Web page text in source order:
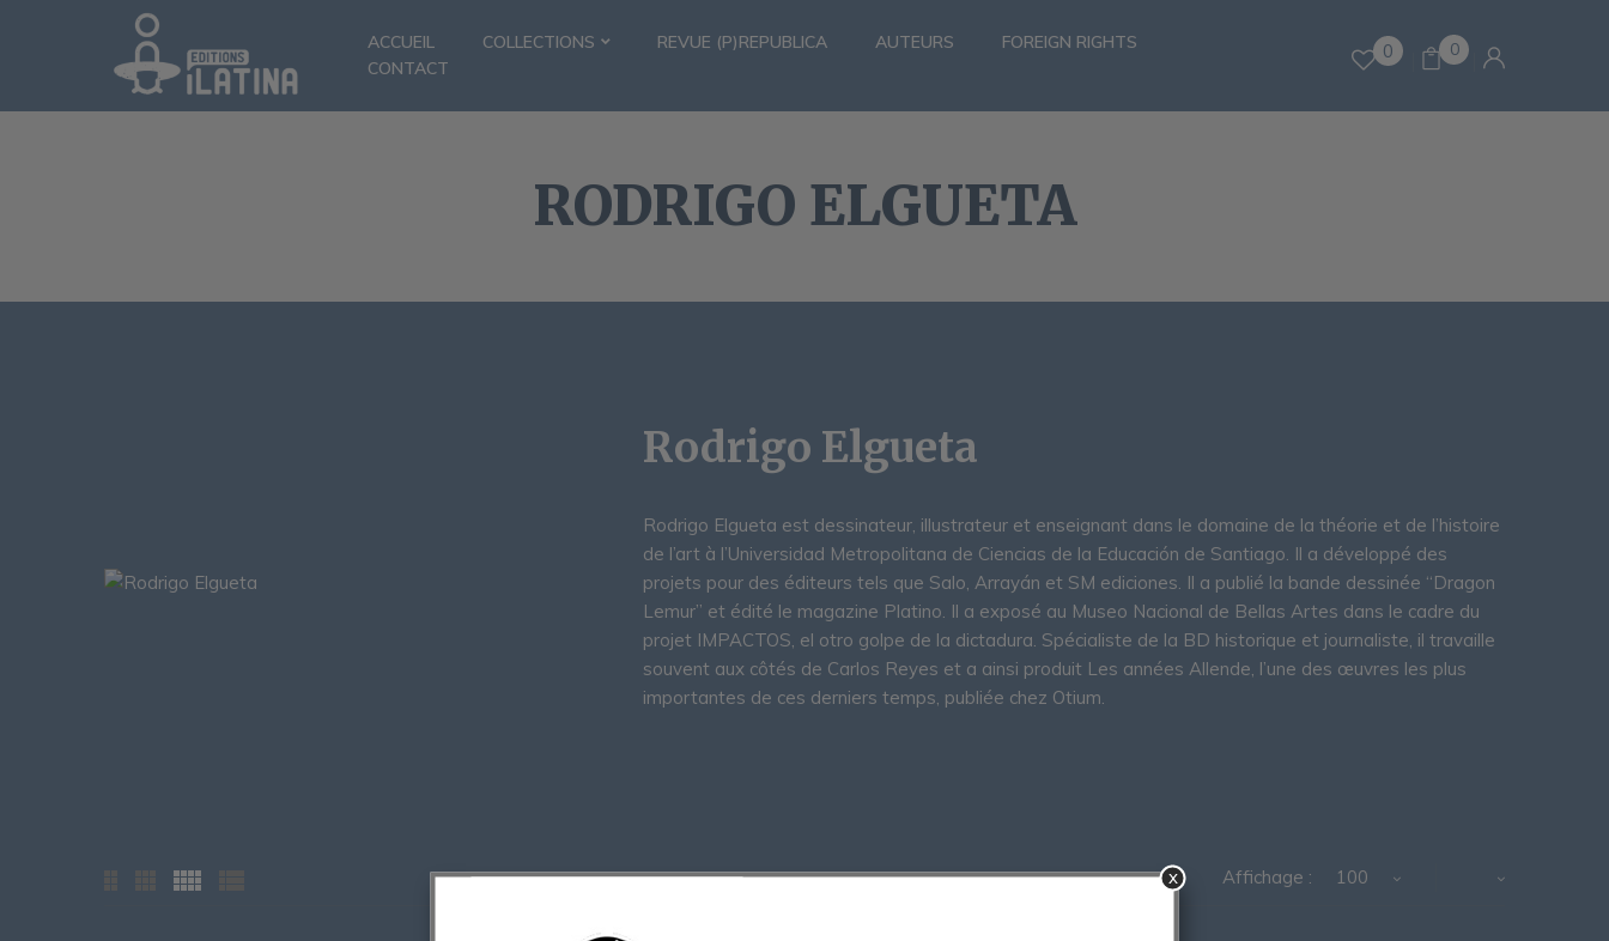
ACCUEIL COLLECTIONS REVUE (P)REPUBLICA AUTEURS
FOREIGN RIGHTS
CONTACT
0 0
RODRIGO ELGUETA
Rodrigo Elgueta
Rodrigo Elgueta est dessinateur, illustrateur et enseignant dans le domaine de la théorie et de l’histoire
de l’art à l’Universidad Metropolitana de Ciencias de la Educación de Santiago. Il a développé des
projets pour des éditeurs tels que Salo, Arrayán et SM ediciones. Il a publié la bande dessinée “Dragon
Lemur” et édité le magazine Platino. Il a exposé au Museo Nacional de Bellas Artes dans le cadre du
projet IMPACTOS, el otro golpe de la dictadura. Spécialiste de la BD historique et journaliste, il travaille
souvent aux côtés de Carlos Reyes et a ainsi produit Les années Allende, l’une des œuvres les plus
importantes de ces derniers temps, publiée chez Otium.
Affichage : 100
x